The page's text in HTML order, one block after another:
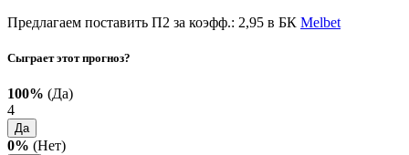
Предлагаем поставить П2 за коэфф.: 2,95 в БК Melbet
Сыграет этот прогноз?
100% (Да)
4
Да
0% (Нет)